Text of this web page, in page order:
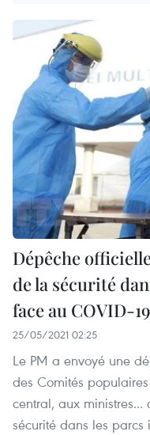
Dépêche
de la sécurité
face au COVID-19
25/05/2021 02:25
Le PM a envoyé une
des Comités
central, aux
sécurité dans les parcs